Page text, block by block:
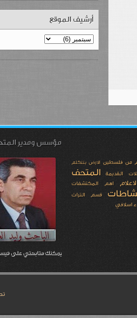
أرشيف الموقع
من فلسطين الارض بتتكلم
القديمة المتحف
اهم المكتشفات
قسم التراث
اسلافي
مؤسس ومدير
يمكنك متابعتي على